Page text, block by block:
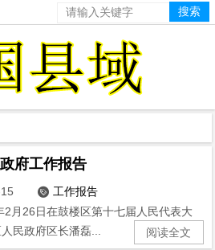
府工作报告
 工作报告
26日在鼓楼区第十七届人民代表大
政府区长潘磊...
阅读全文